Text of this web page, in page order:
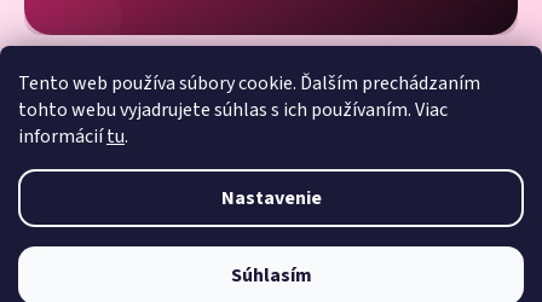
Tento web používa súbory cookie. Ďalším prechádzaním
tohto webu vyjadrujete súhlas s ich používaním. Viac
informáciítu.
Nastavenie
Súhlasím
Vytvoril Shoptet